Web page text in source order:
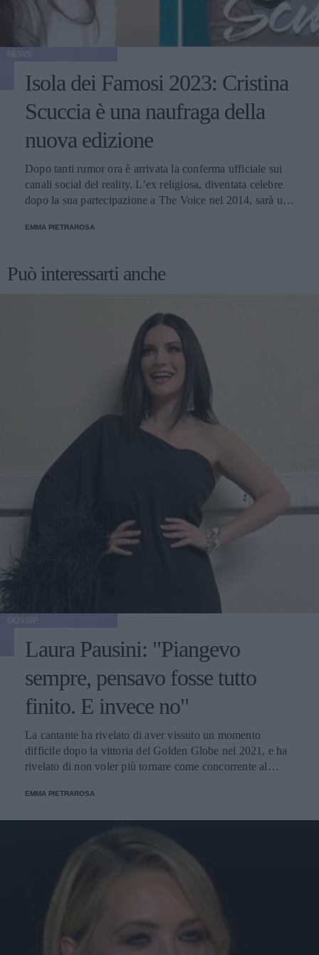
Isola dei Famosi 2023: Cristina
Scuccia è una naufraga della
nuova edizione
Dopo tanti rumor ora è arrivata la conferma ufficiale sui
canali social del reality. L’ex religiosa, diventata celebre
dopo la sua partecipazione a The Voice nel 2014, sarà una
EMMA PIETRAROSA
Può interessarti anche
Laura Pausini: "Piangevo
sempre, pensavo fosse tutto
finito. E invece no"
La cantante ha rivelato di aver vissuto un momento
difficile dopo la vittoria del Golden Globe nel 2021, e ha
rivelato di non voler più tornare come concorrente al
EMMA PIETRAROSA